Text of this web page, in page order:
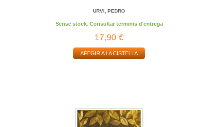
URVI, PEDRO
Sense stock. Consultar terminis d'entrega
17,90 €
AFEGIR A LA CISTELLA